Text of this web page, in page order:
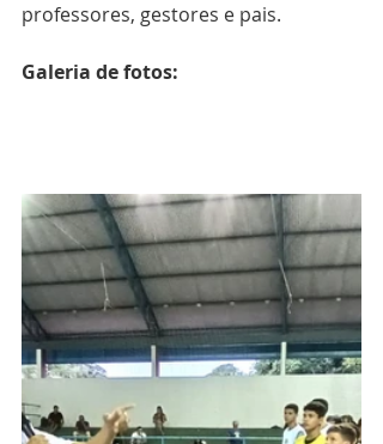
professores, gestores e pais.
Galeria de fotos: